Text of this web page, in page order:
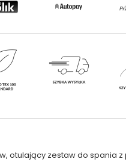
otulający zestaw do spania